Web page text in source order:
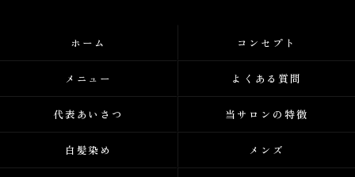
ホーム コンセプト
メニュー よくある質問
代表あいさつ 当サロンの特徴
白髪染め メンズ